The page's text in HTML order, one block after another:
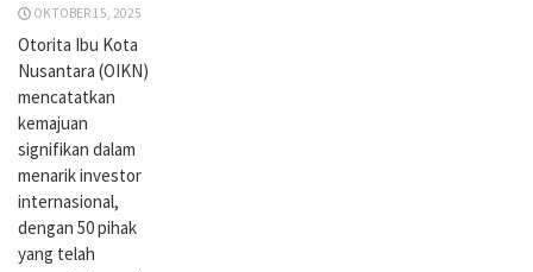
OKTOBER 15, 2025
Otorita Ibu Kota
Nusantara (OIKN)
mencatatkan
kemajuan
signifikan dalam
menarik investor
internasional,
dengan 50 pihak
yang telah